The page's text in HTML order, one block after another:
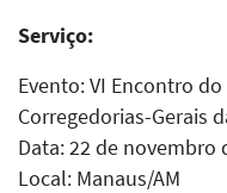
Serviço:
Evento: VI Encontro
Corregedorias-Gerais
Data: 22 de novembro
Local: Manaus/AM